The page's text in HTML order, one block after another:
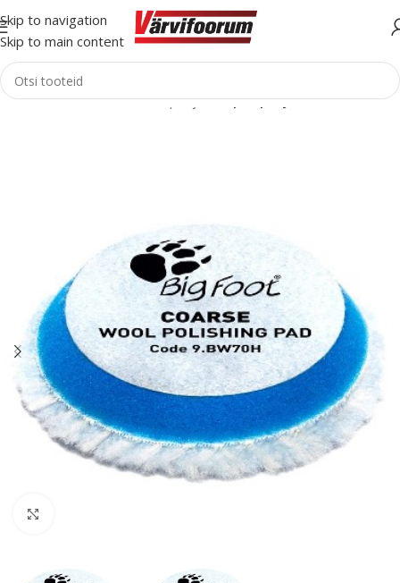
Skip to navigation
Skip to main content
Esileht Autohooldus Poleerpadjad Rupes padjad